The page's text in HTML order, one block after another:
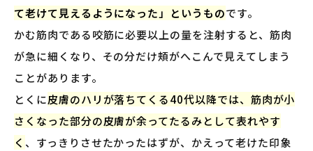
て老けて見えるようになった」というものです。
かむ筋肉である咬筋に必要以上の量を注射すると、筋肉
が急に細くなり、その分だけ頬がへこんで見えてしまう
ことがあります。
とくに皮膚のハリが落ちてくる40代以降では、筋肉が小
さくなった部分の皮膚が余ってたるみとして表れやす
く 、すっきりさせたかったはずが、かえって老けた印象